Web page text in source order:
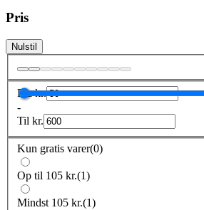
Pris
Nulstil
Frakr.
-
Til kr.
Kun gratis varer(0)
Op til 105 kr.(1)
Mindst 105 kr.(1)